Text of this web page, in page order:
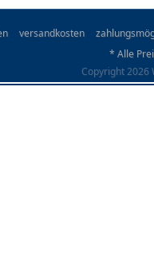
versandkosten
* Alle
Copyright 2026